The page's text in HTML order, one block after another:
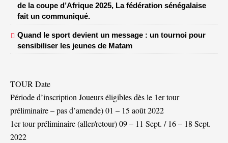
de la coupe d’Afrique 2025, La fédération sénégalaise
fait un communiqué.
Quand le sport devient un message : un tournoi pour
sensibiliser les jeunes de Matam
TOUR Date
Période d’inscription Joueurs éligibles dès le 1er tour
préliminaire – pas d’amende) 01 – 15 août 2022
1er tour préliminaire (aller/retour) 09 – 11 Sept. / 16 – 18 Sept.
2022